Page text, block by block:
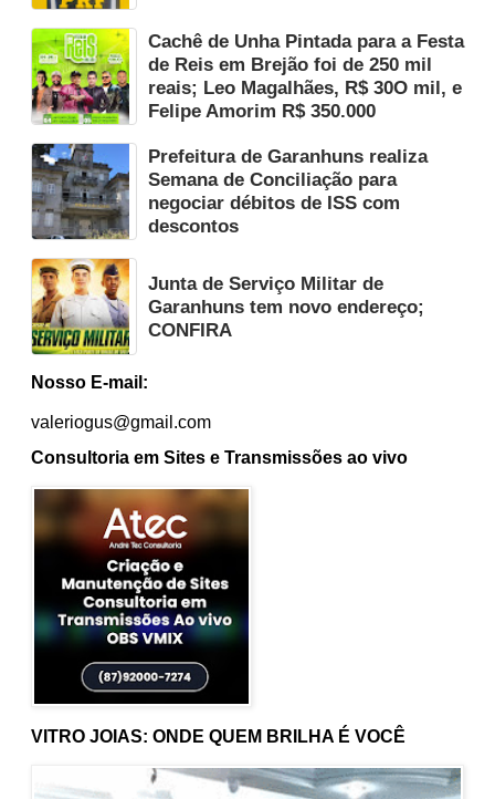
VITRO JOIAS: ONDE QUEM BRILHA É VOCÊ
Cachê de Unha Pintada para a Festa
de Reis em Brejão foi de 250 mil
reais; Leo Magalhães, R$ 30O mil, e
Felipe Amorim R$ 350.000
Prefeitura de Garanhuns realiza
Semana de Conciliação para
negociar débitos de ISS com
descontos
Junta de Serviço Militar de
Garanhuns tem novo endereço;
CONFIRA
Nosso E-mail:
valeriogus@gmail.com
Consultoria em Sites e Transmissões ao vivo